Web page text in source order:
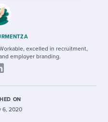
excelled in recruitment,
employer branding.
ON
6, 2020